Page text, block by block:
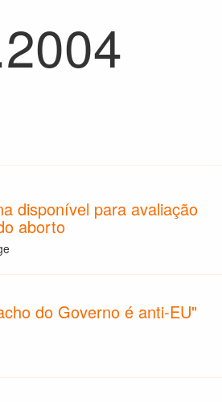
disponível para avaliação
aborto
do Governo é anti-EU"